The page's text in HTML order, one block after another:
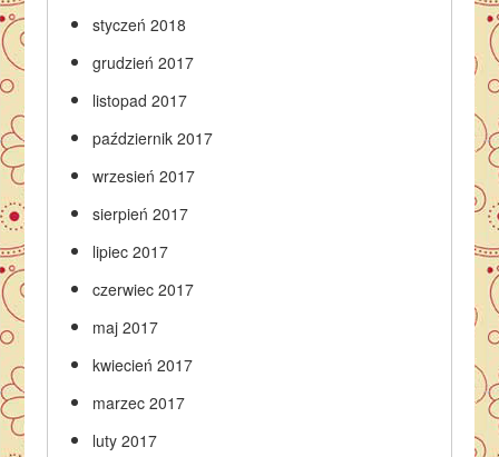
styczeń 2018
grudzień 2017
listopad 2017
październik 2017
wrzesień 2017
sierpień 2017
lipiec 2017
czerwiec 2017
maj 2017
kwiecień 2017
marzec 2017
luty 2017